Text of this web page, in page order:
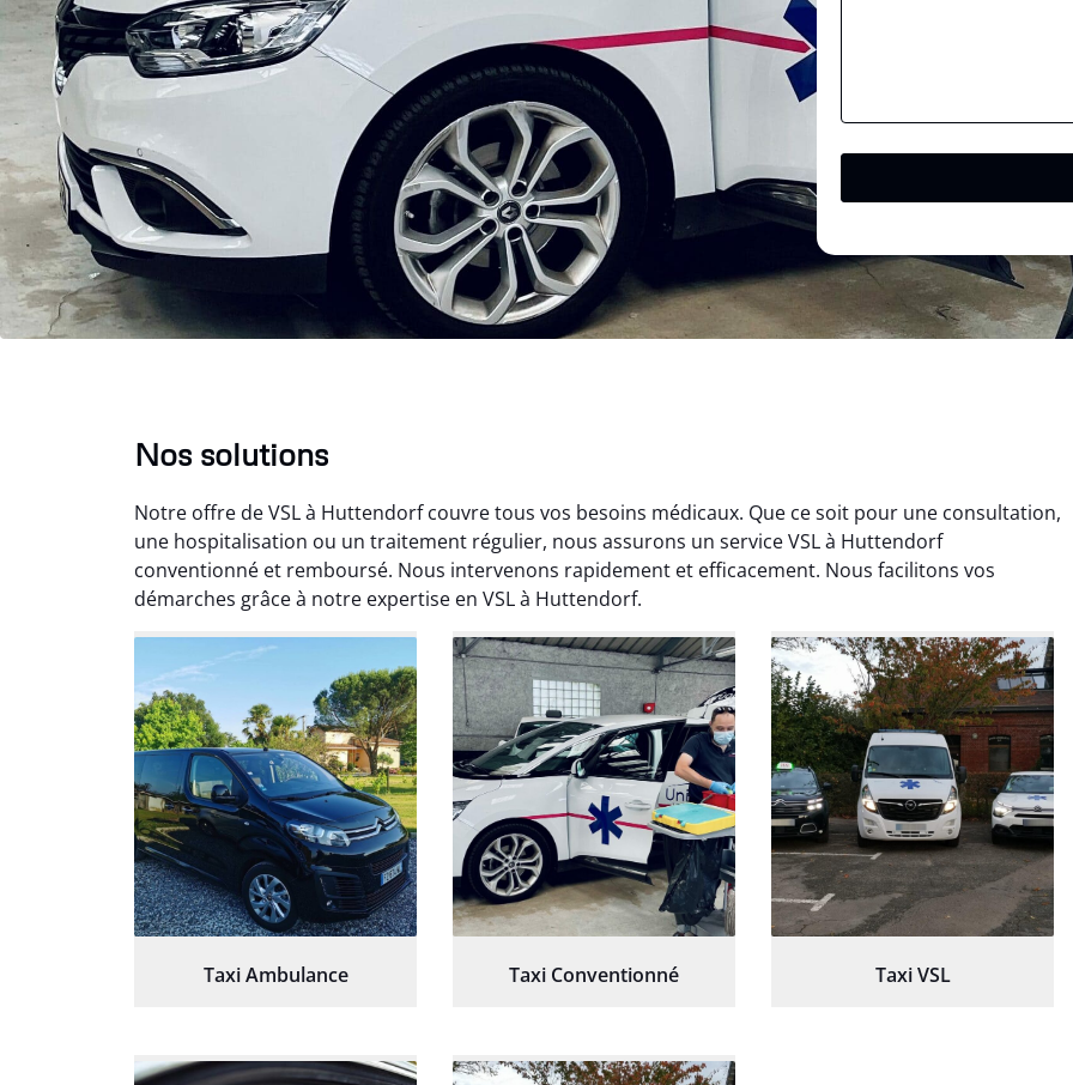
Nos solutions
Notre offre de VSL à Huttendorf couvre tous vos besoins médicaux. Que ce soit pour une consultation,
une hospitalisation ou un traitement régulier, nous assurons un service VSL à Huttendorf
conventionné et remboursé. Nous intervenons rapidement et efficacement. Nous facilitons vos
démarches grâce à notre expertise en VSL à Huttendorf.
Taxi Ambulance Taxi Conventionné Taxi VSL
Arnaud Deschamps
30 janvier 2025
Très satisfait du transport,
tout s’est bien déroulé.
Chauffeur à l’écoute et
patient.
Jérémy Ferrand
8 septembre 2024
Transport ponctuel et
personnel très attentionné.
Très satisfait du service.